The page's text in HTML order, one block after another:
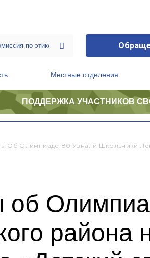
Местные отделения
ПОДДЕРЖКА УЧАСТНИКОВ
Об Олимпиаде-80 Узнали Школьники
района